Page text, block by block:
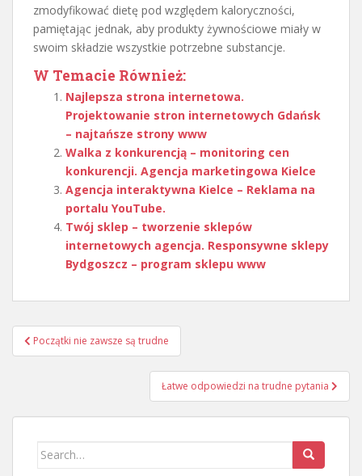
zmodyfikować dietę pod względem kaloryczności,
pamiętając jednak, aby produkty żywnościowe miały w
swoim składzie wszystkie potrzebne substancje.
W Temacie Również:
Najlepsza strona internetowa.
Projektowanie stron internetowych Gdańsk
– najtańsze strony www
Walka z konkurencją – monitoring cen
konkurencji. Agencja marketingowa Kielce
Agencja interaktywna Kielce – Reklama na
portalu YouTube.
Twój sklep – tworzenie sklepów
internetowych agencja. Responsywne sklepy
Bydgoszcz – program sklepu www
Nawigacja
wpisu
Początki nie zawsze są trudne
Łatwe odpowiedzi na trudne pytania
Search